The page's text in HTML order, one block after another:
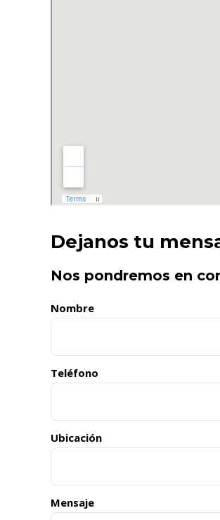
Dejanos tu
Nos pondremos en
Nombre
Teléfono
Ubicación
Mensaje